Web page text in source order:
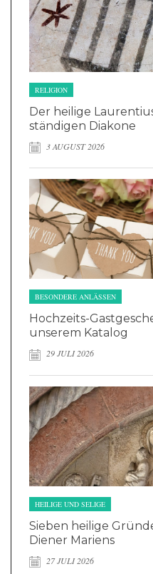
RELIGION
Der heilige
ständigen Diakone
3 AUGUST 2026
BESONDERE ANLÄSSEN
Hochzeits-
unserem Katalog
29 JULI 2026
HEILIGE UND SELIGE
Sieben heilige
Diener Mariens
27 JULI 2026